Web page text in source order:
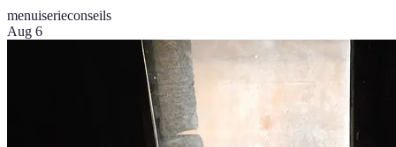
menuiserieconseils
Aug 6